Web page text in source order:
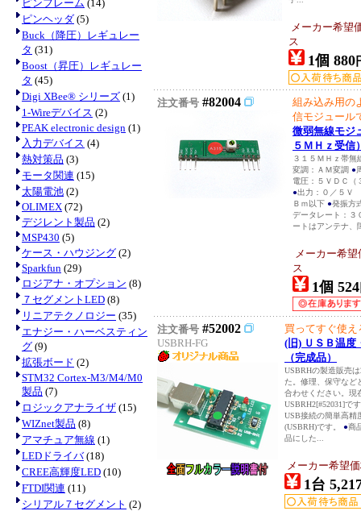
ピンフレーム (14)
ピンヘッダ (5)
Buck（降圧）レギュレー
タ (31)
Boost（昇圧）レギュレー
タ (45)
Digi XBee® シリーズ (1)
1-Wireデバイス (2)
PEAK electronic design (1)
入力デバイス (4)
熱対策品 (3)
モータ関連 (15)
太陽電池 (2)
OLIMEX (72)
デジレント製品 (2)
MSP430 (5)
ケース・ハウジング (2)
Sparkfun (29)
ロジアナ・オプション (8)
７セグメントLED (8)
リニアテクノロジー (35)
エナジー・ハーベスティン
グ (9)
拡張ボード (2)
STM32 Cortex-M3/M4/M0
製品 (7)
ロジックアナライザ (15)
WIZnet製品 (8)
アマチュア無線 (1)
LEDドライバ(18)
CREE高輝度LED (10)
FTDI関連 (11)
シリアル７セグメント (2)
メーカー希望
ス
1個 880
注文番号 #82004
組み込み用の
信モジュール
微弱無線モ
５ＭＨｚ受信
３１５ＭＨｚ帯
変調：ＡＭ変調 ●
電圧：５ＶＤＣ（
●出力：０／５
Ｂｍ以下 ●発振方
データレート：３
ートはアンテナ、
メーカー希
ス
1個 524
注文番号 #52002
USBRH-FG
買ってすぐ使
(旧) ＵＳＢ温度
（完成品）
USBRHの製造販売
た。修理、保守など
合わせください。現
USBRH2[#52031]で
USB接続の簡単高精
(USBRH)です。 ●商
品にした...
メーカー希望
1台